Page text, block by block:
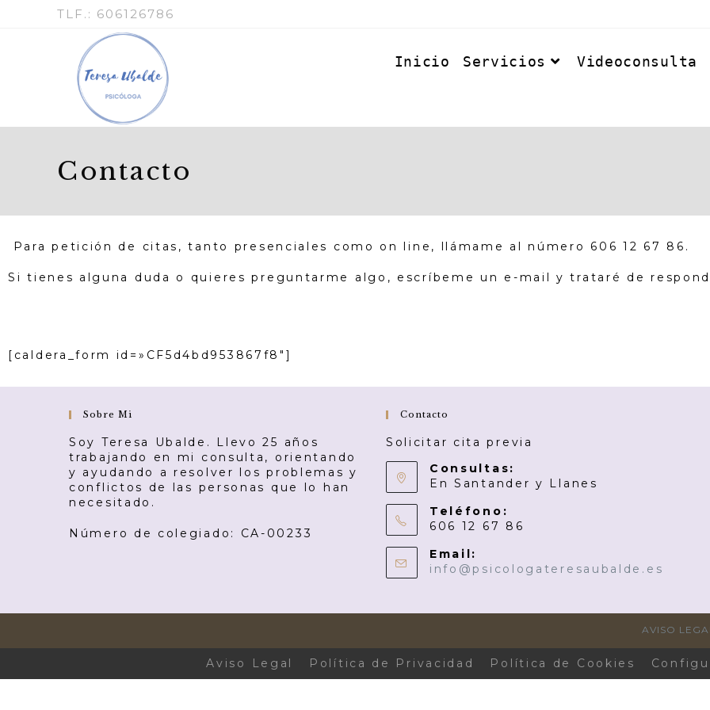
TLF.: 606126786
Inicio Servicios Videoconsulta
Contacto
Para petición de citas, tanto presenciales como on line, llámame al número 606 12 67 86.
Si tienes alguna duda o quieres preguntarme algo, escríbeme un e-mail y trataré de
[caldera_form id=»CF5d4bd953867f8″]
Sobre Mi
Soy Teresa Ubalde. Llevo 25 años
trabajando en mi consulta, orientando
y ayudando a resolver los problemas y
conflictos de las personas que lo han
necesitado.
Número de colegiado: CA-00233
Contacto
Solicitar cita previa
Consultas:
En Santander y Llanes
Teléfono:
606 12 67 86
Email:
info@psicologateresaubalde.es
AVISO
Aviso Legal Política de Privacidad Política de Cookies